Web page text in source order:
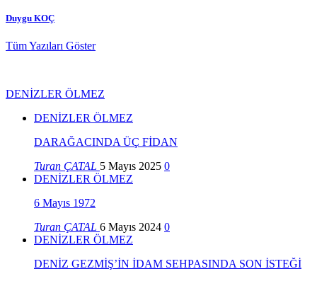
Duygu KOÇ
Tüm Yazıları Göster
DENİZLER ÖLMEZ
DENİZLER ÖLMEZ
DARAĞACINDA ÜÇ FİDAN
Turan ÇATAL 5 Mayıs 2025 0
DENİZLER ÖLMEZ
6 Mayıs 1972
Turan ÇATAL 6 Mayıs 2024 0
DENİZLER ÖLMEZ
DENİZ GEZMİŞ’İN İDAM SEHPASINDA SON İSTEĞİ